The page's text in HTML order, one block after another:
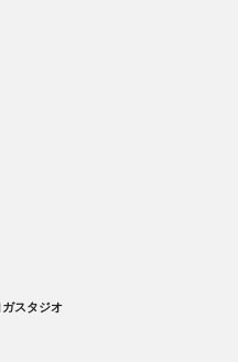
ガスタジオ